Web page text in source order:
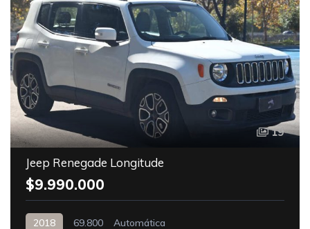
19
Jeep Renegade Longitude
$9.990.000
2018 69.800 Automática